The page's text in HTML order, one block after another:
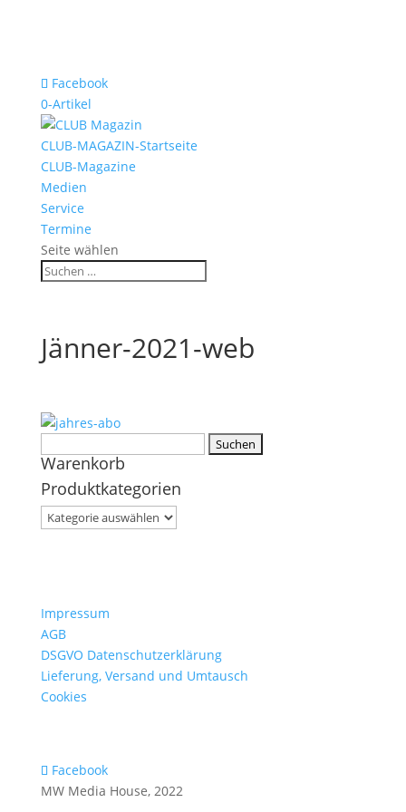
Facebook
0-Artikel
CLUB-MAGAZIN-Startseite
CLUB-Magazine
Medien
Service
Termine
Seite wählen
Jänner-2021-web
nach:
Warenkorb
Produktkategorien
Impressum
AGB
DSGVO Datenschutzerklärung
Lieferung, Versand und Umtausch
Cookies
Facebook
MW Media House, 2022